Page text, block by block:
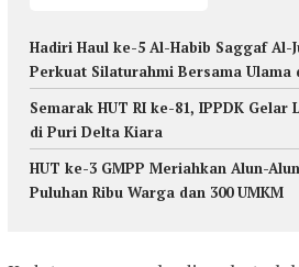
Hadiri Haul ke-5 Al-Habib Saggaf Al-
Perkuat Silaturahmi Bersama Ulama
Semarak HUT RI ke-81, IPPDK
di Puri Delta Kiara
HUT ke-3 GMPP Meriahkan Alun-
Puluhan Ribu Warga dan 300 UMKM